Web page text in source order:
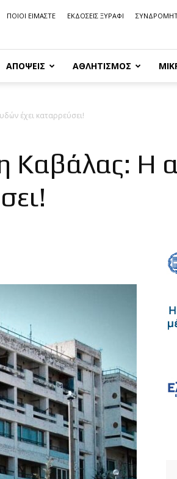
ΠΟΙΟΙ ΕΙΜΑΣΤΕ ΕΚΔΟΣΕΙΣ ΞΥΡΑΦΙ
ΑΠΟΨΕΙΣ ΑΘΛΗΤΙΣΜΟΣ
έχει καταρρεύσει!
Καβάλας: Η